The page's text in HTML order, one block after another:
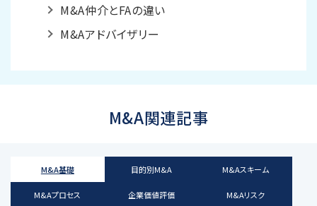
M&A仲介とFAの違い
M&Aアドバイザリー
M&A関連記事
M&A基礎 目的別M&A M&Aスキーム
M&Aプロセス 企業価値評価 M&Aリスク